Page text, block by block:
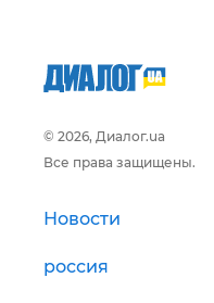
© 2026, Диалог.ua
Все права защищены.
Новости
россия